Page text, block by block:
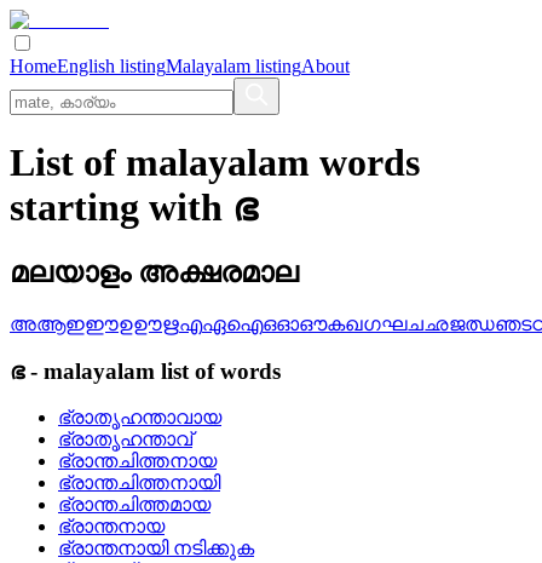
HomeEnglish listingMalayalam listingAbout
List of malayalam words
starting with ഭ
മലയാളം അക്ഷരമാല
അആഇഈഉഊഋഎഏഐഒഓഔകഖഗഘചഛജഝഞട
ഭ- malayalam list of words
ഭ്രാതൃഹന്താവായ
ഭ്രാതൃഹന്താവ്
ഭ്രാന്തചിത്തനായ
ഭ്രാന്തചിത്തനായി
ഭ്രാന്തചിത്തമായ
ഭ്രാന്തനായ
ഭ്രാന്തനായി നടിക്കുക